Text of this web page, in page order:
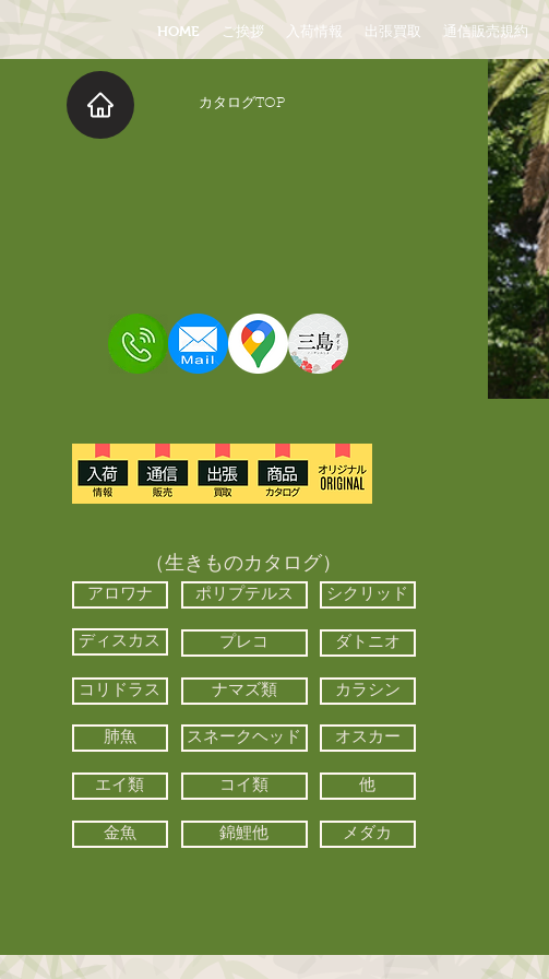
HOME ご挨拶 入荷情報 出張買取 通信販売規約
​カタログTOP
（生きものカタログ）
アロワナ ポリプテルス シクリッド
ディスカス プレコ ダトニオ
コリドラス ナマズ類 カラシン
肺魚 スネークヘッド オスカー
エイ類 コイ類 他
金魚 錦鯉他 メダカ